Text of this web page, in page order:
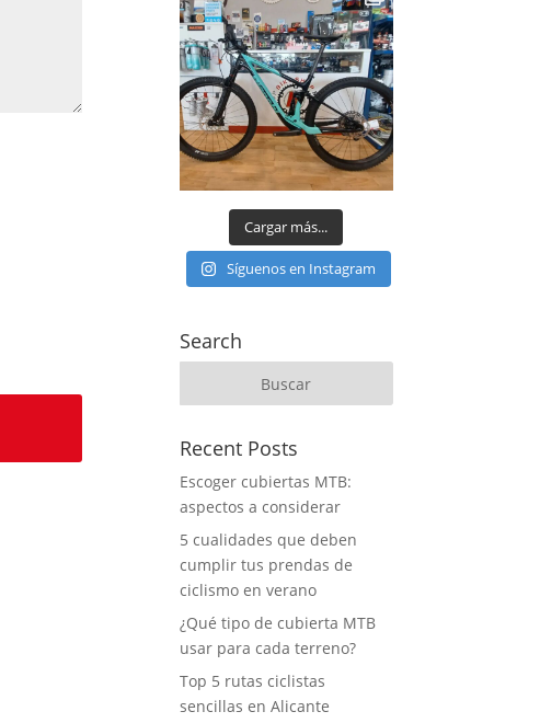
Cargar más...
Síguenos en Instagram
Search
Recent Posts
Escoger cubiertas MTB:
aspectos a considerar
5 cualidades que deben
cumplir tus prendas de
ciclismo en verano
¿Qué tipo de cubierta MTB
usar para cada terreno?
Top 5 rutas ciclistas
sencillas en Alicante